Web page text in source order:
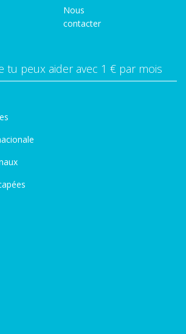
Nous
contacter
tu peux aider avec 1 € par mois